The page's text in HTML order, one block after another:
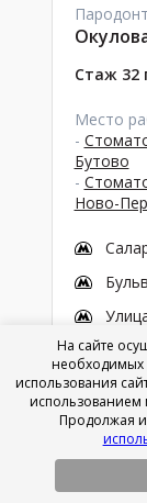
Стаж 32
Место
-
Бутово
-
Ново-
0/ 5
0
На сайте
необходимых
использования
использованием
Продолжая